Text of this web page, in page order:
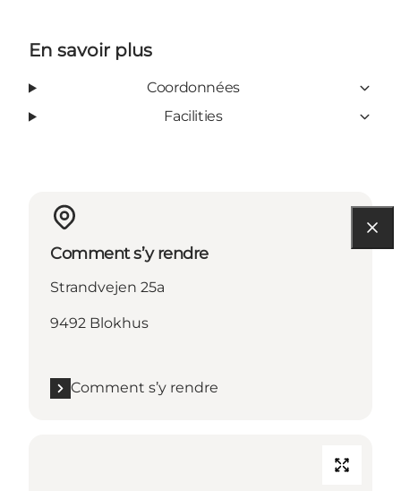
En savoir plus
Coordonnées
Facilities
Comment s’y rendre
Strandvejen 25a
9492 Blokhus
Comment s’y rendre